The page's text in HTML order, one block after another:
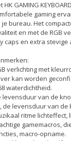
HK GAMING
gaming
je bureau. Het
en met de RGB
caps en extra
verlichting met
kan worden
waterdichtheid.
levensduur van de
de levensduur van de
ritme lichteffect,
gamemacros,
macro-opname.